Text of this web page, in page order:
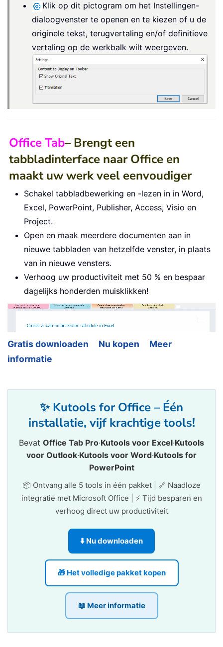
Klik op dit pictogram om het Instellingen-
dialoogvenster te openen en te kiezen of u de
originele tekst, terugvertaling en/of definitieve
vertaling op de werkbalk wilt weergeven.
Office Tab– Brengt een
tabbladinterface naar Office en
maakt uw werk veel eenvoudiger
Schakel tabbladbewerking en -lezen in in Word,
Excel, PowerPoint, Publisher, Access, Visio en
Project.
Open en maak meerdere documenten aan in
nieuwe tabbladen van hetzelfde venster, in plaats
van in nieuwe vensters.
Verhoog uw productiviteit met 50 % en bespaar
dagelijks honderden muisklikken!
Gratis downloaden Nu kopen
Meer
informatie
✨ Kutools for Office – Één
installatie, vijf krachtige tools!
Bevat Office Tab Pro·Kutools voor Excel·Kutools
voor Outlook·Kutools voor Word·Kutools for
PowerPoint
📦 Ontvang alle 5 tools in één pakket | 🔗 Naadloze
integratie met Microsoft Office | ⚡ Tijd besparen en
verhoog direct uw productiviteit
⬇️ Nu downloaden
🎁 Het volledige pakket kopen
📖 Meer informatie